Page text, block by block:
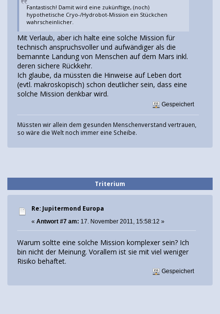
Fantastisch! Damit wird eine zukünftige, (noch)
hypothetische Cryo-/Hydrobot-Mission ein Stückchen
wahrscheinlicher.
Mit Verlaub, aber ich halte eine solche Mission für
technisch anspruchsvoller und aufwändiger als die
bemannte Landung von Menschen auf dem Mars inkl.
deren sichere Rückkehr.
Ich glaube, da müssten die Hinweise auf Leben dort
(evtl. makroskopisch) schon deutlicher sein, dass eine
solche Mission denkbar wird.
Gespeichert
Müssten wir allein dem gesunden Menschenverstand vertrauen,
so wäre die Welt noch immer eine Scheibe.
Triterium
Re: Jupitermond Europa
« Antwort #7 am: 17. November 2011, 15:58:12 »
Warum soltte eine solche Mission komplexer sein? Ich
bin nicht der Meinung. Vorallem ist sie mit viel weniger
Risiko behaftet.
Gespeichert